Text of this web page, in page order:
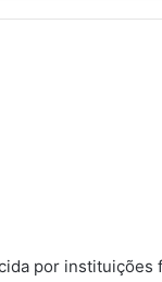
por instituições